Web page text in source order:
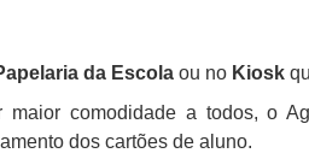
da Escola ou no Kiosk
comodidade a todos, o
dos cartões de aluno.